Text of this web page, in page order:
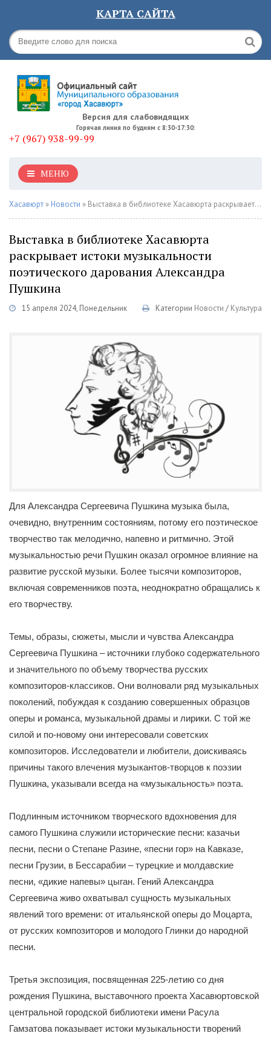
КАРТА САЙТА
Версия для слабовидящих
Горячая линия по будням с 8:30-17:30:
+7 (967) 938-99-99
МЕНЮ
Хасавюрт » Новости » Выставка в библиотеке Хасавюрта раскрывает истоки музыкальности поэтического дарования Александра Пушкина
Выставка в библиотеке Хасавюрта
раскрывает истоки музыкальности
поэтического дарования Александра
Пушкина
15 апреля 2024, Понедельник Категории Новости / Культура
Для Александра Сергеевича Пушкина музыка была,
очевидно, внутренним состояниям, потому его поэтическое
творчество так мелодично, напевно и ритмично. Этой
музыкальностью речи Пушкин оказал огромное влияние на
развитие русской музыки. Более тысячи композиторов,
включая современников поэта, неоднократно обращались к
его творчеству.
Темы, образы, сюжеты, мысли и чувства Александра
Сергеевича Пушкина – источники глубоко содержательного
и значительного по объему творчества русских
композиторов-классиков. Они волновали ряд музыкальных
поколений, побуждая к созданию совершенных образцов
оперы и романса, музыкальной драмы и лирики. С той же
силой и по-новому они интересовали советских
композиторов. Исследователи и любители, доискиваясь
причины такого влечения музыкантов-творцов к поэзии
Пушкина, указывали всегда на «музыкальность» поэта.
Подлинным источником творческого вдохновения для
самого Пушкина служили исторические песни: казачьи
песни, песни о Степане Разине, «песни гор» на Кавказе,
песни Грузии, в Бессарабии – турецкие и молдавские
песни, «дикие напевы» цыган. Гений Александра
Сергеевича живо охватывал сущность музыкальных
явлений того времени: от итальянской оперы до Моцарта,
от русских композиторов и молодого Глинки до народной
песни.
Третья экспозиция, посвященная 225-летию со дня
рождения Пушкина, выставочного проекта Хасавюртовской
центральной городской библиотеки имени Расула
Гамзатова показывает истоки музыкальности творений